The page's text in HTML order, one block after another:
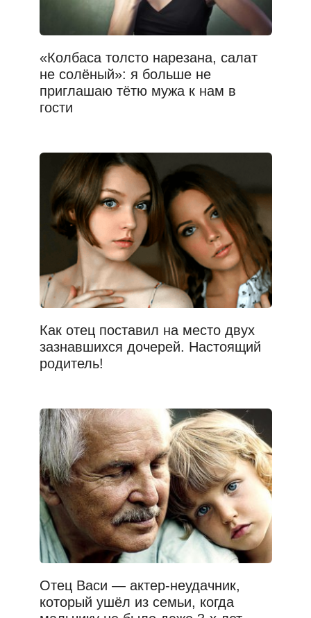
«Колбаса толсто нарезана, салат
не солёный»: я больше не
приглашаю тётю мужа к нам в
гости
Как отец поставил на место двух
зазнавшихся дочерей. Настоящий
родитель!
Отец Васи — актер-неудачник,
который ушёл из семьи, когда